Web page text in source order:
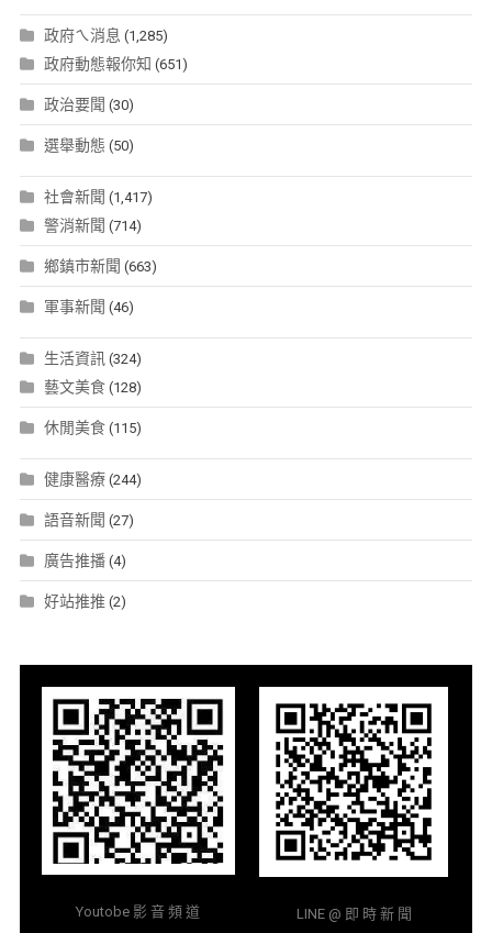
政府ㄟ消息 (1,285)
政府動態報你知 (651)
政治要聞 (30)
選舉動態 (50)
社會新聞 (1,417)
警消新聞 (714)
鄉鎮市新聞 (663)
軍事新聞 (46)
生活資訊(324)
藝文美食(128)
休閒美食(115)
健康醫療(244)
語音新聞 (27)
廣告推播(4)
好站推推 (2)
Youtobe 影 音 頻 道 LINE @ 即 時 新 聞